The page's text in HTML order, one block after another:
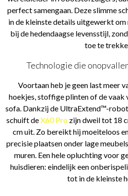
perfect samengaan. Deze slimme
in de kleinste details uitgewerkt
bij de hedendaagse levensstijl,
toe te
Technologie die
Voortaan heb je geen last meer
hoekjes, stoffige plinten of de vaak
sofa. Dankzij de UltraExtend™-
schuift deX60 Pro zijn dweil tot 18
cm uit. Zo bereikt hij moeiteloos
precisie plaatsen onder lage
muren. Een hele opluchting voor
huisdieren: eindelijk een
tot in de kleinste